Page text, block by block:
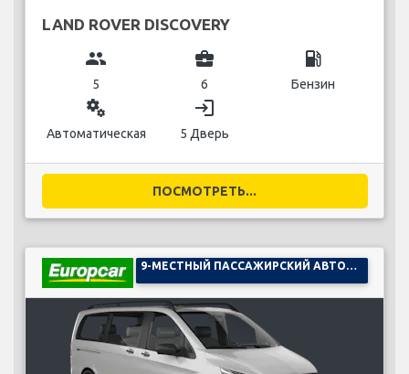
LAND ROVER DISCOVERY
group
5
business_center
6
local_gas_station
Бензин
miscellaneous_services
Автоматическая
login
5 Дверь
ПОСМОТРЕТЬ...